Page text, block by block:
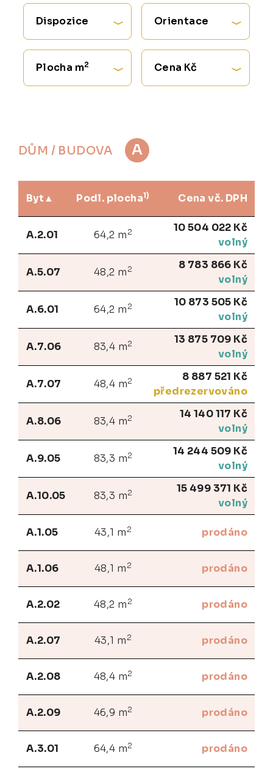
Dispozice Orientace
Plocha m2 Cena Kč
DŮM / BUDOVA A
Byt Podl. plocha1) Cena vč. DPH
A.2.01 64,2 m 2
10 504 022 Kč
volný
A.5.07 48,2 m 2
8 783 866 Kč
volný
A.6.01 64,2 m 2
10 873 505 Kč
volný
A.7.06 83,4 m2
13 875 709 Kč
volný
A.7.07 48,4 m2
8 887 521 Kč
předrezervováno
A.8.06 83,4 m2
14 140 117 Kč
volný
A.9.05 83,3 m2
14 244 509 Kč
volný
A.10.05 83,3 m2
15 499 371 Kč
volný
A.1.05 43,1 m 2 prodáno
A.1.06 48,1 m 2 prodáno
A.2.02 48,2 m 2 prodáno
A.2.07 43,1 m 2 prodáno
A.2.08 48,4 m2 prodáno
A.2.09 46,9 m2 prodáno
A.3.01 64,4 m2 prodáno